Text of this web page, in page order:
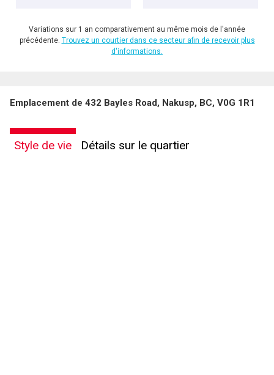
Variations sur 1 an comparativement au même mois de l'année
précédente. Trouvez un courtier dans ce secteur afin de recevoir plus
d'informations.
Emplacement de 432 Bayles Road, Nakusp, BC, V0G 1R1
Style de vie Détails sur le quartier